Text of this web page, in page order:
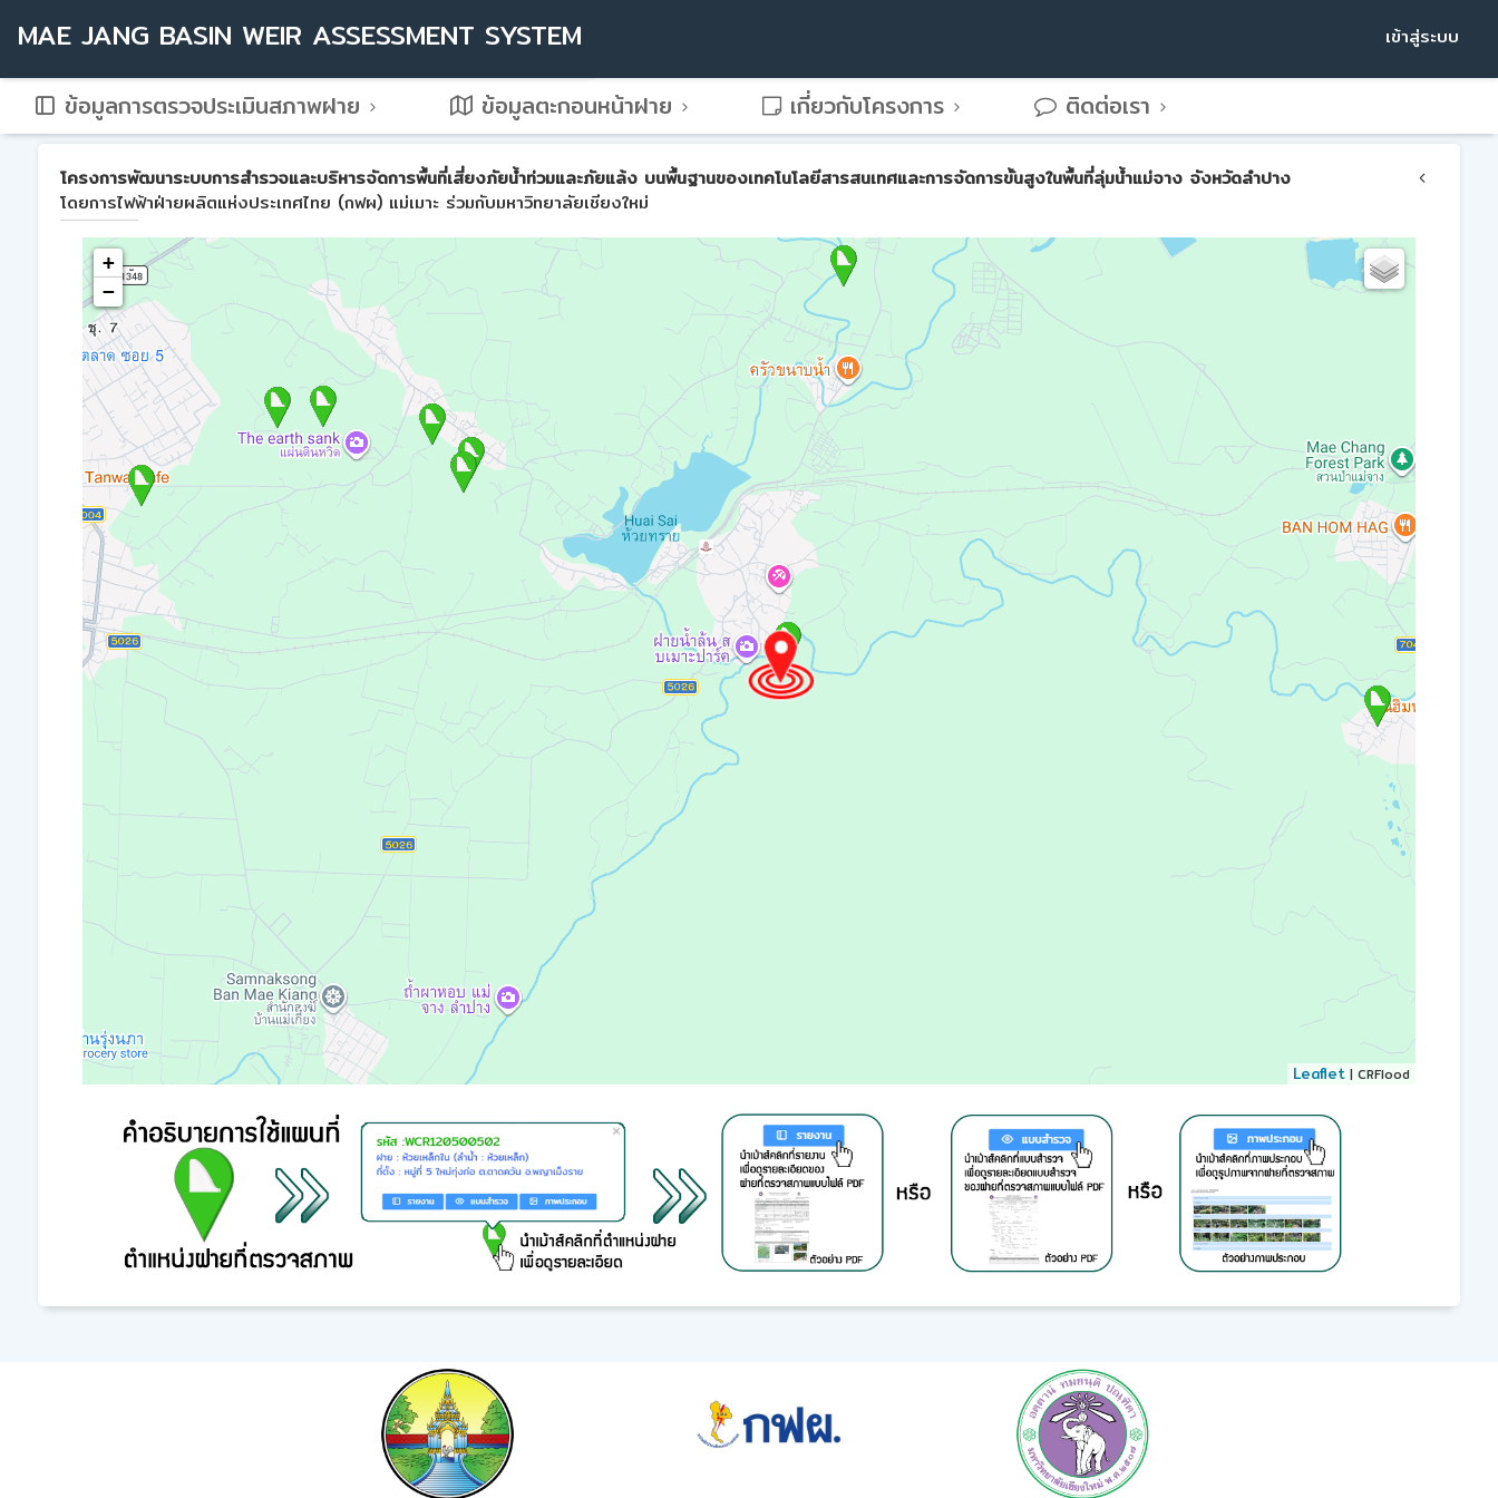
MAE JANG BASIN WEIR ASSESSMENT SYSTEM เข้าสู่ระบบ
ข้อมูลการตรวจประเมินสภาพฝาย ข้อมูลตะกอนหน้าฝาย เกี่ยวกับโครงการ ติดต่อเรา
โครงการพัฒนาระบบการสำรวจและบริหารจัดการพื้นที่เสี่ยงภัยน้ำท่วมและภัยแล้ง บนพื้นฐานของเทคโนโลยีสารสนเทศและการจัดการขั้นสูงในพื้นที่ลุ่มน้ำแม่จาง จังหวัดลำปาง
โดยการไฟฟ้าฝ่ายผลิตแห่งประเทศไทย (กฟผ) แม่เมาะ ร่วมกับมหาวิทยาลัยเชียงใหม่
+
−
Leaflet | CRFlood